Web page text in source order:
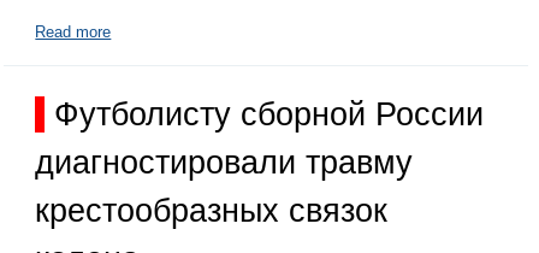
Read more
Футболисту сборной России
диагностировали травму
крестообразных связок